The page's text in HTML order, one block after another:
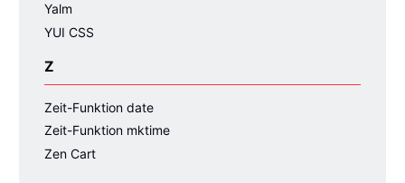
Yalm
YUI CSS
Z
Zeit-Funktion date
Zeit-Funktion mktime
Zen Cart